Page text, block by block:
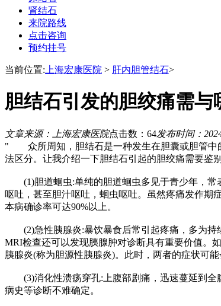
肾结石
来院路线
点击咨询
预约挂号
当前位置: 上海宏康医院 > 肝内胆管结石>
胆结石引发的胆绞痛需与
文章来源：上海宏康医院点击数：64发布时间：
" 众所周知，胆结石是一种发生在胆囊或胆管中
法区分。让我介绍一下胆结石引起的胆绞痛需要鉴
(1)胆道蛔虫:单纯的胆道蛔虫多见于青少年，常
呕吐，甚至胆汁呕吐，蛔虫呕吐。虽然疼痛发作期
本病确诊率可达90%以上。
(2)急性胰腺炎:暴饮暴食后常引起疼痛，多为持
MRI检查还可以发现胰腺肿对诊断具有重要价值。
胰腺炎(称为胆源性胰腺炎)。此时，两者的症状可能
(3)消化性溃疡穿孔:上腹部剧痛，迅速蔓延到全
病史等诊断不难确定。